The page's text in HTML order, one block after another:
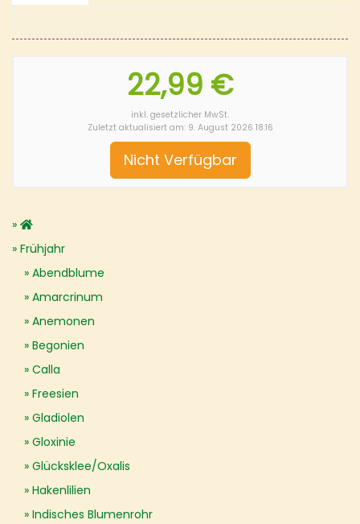
22,99 €
inkl. gesetzlicher MwSt.
Zuletzt aktualisiert am: 9. August 2026 18:16
Nicht Verfügbar
Frühjahr
Abendblume
Amarcrinum
Anemonen
Begonien
Calla
Freesien
Gladiolen
Gloxinie
Glücksklee/Oxalis
Hakenlilien
Indisches Blumenrohr